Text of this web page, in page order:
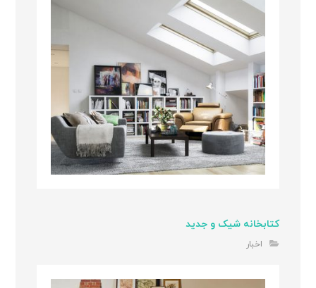
کتابخانه شیک و جدید
اخبار